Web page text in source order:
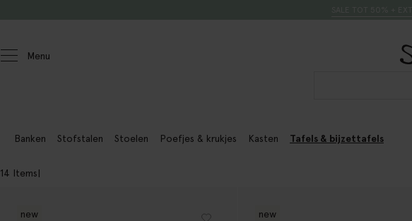
Menu
Banken Stofstalen Stoelen Poefjes & krukjes Kasten Tafels & bijzettafels
14 Items
new new